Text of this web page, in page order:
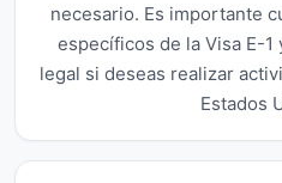
necesario. Es importante
específicos de la Visa E-
legal si deseas realizar
Estados